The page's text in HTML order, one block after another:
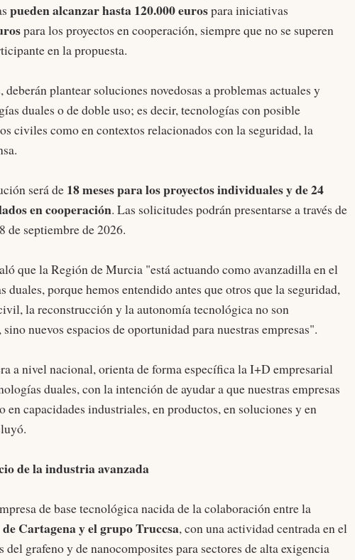
pueden alcanzar hasta 120.000 eurospara iniciativas
para los proyectos en cooperación, siempre que no se superen
en la propuesta.
deberán plantear soluciones novedosas a problemas actuales y
duales o de doble uso; es decir, tecnologías con posible
civiles como en contextos relacionados con la seguridad, la
será de 18 meses para los proyectos individuales y de 24
en cooperación. Las solicitudes podrán presentarse a través de
de septiembre de 2026.
que la Región de Murcia "está actuando como avanzadilla en el
duales, porque hemos entendido antes que otros que la seguridad,
la reconstrucción y la autonomía tecnológica no son
nuevos espacios de oportunidad para nuestras empresas".
a nivel nacional, orienta de forma específica la I+D empresarial
duales, con la intención de ayudar a que nuestras empresas
capacidades industriales, en productos, en soluciones y en
de la industria avanzada
de base tecnológica nacida de la colaboración entre la
Cartagena y el grupo Truccsa, con una actividad centrada en el
grafeno y de nanocomposites para sectores de alta exigencia